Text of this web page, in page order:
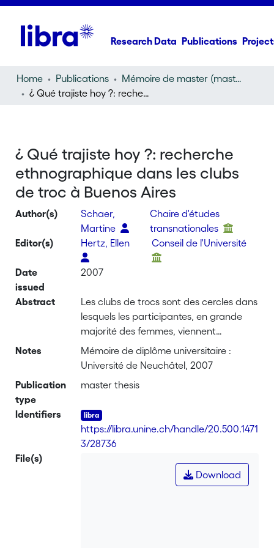
Research Data Publications
Home Publications
Mémoire de master (master thesis)
¿ Qué trajiste hoy ?: recherche ethnographique dans les clubs de troc à Buenos Aires
¿ Qué trajiste hoy ?: recherche
ethnographique dans les clubs
de troc à Buenos Aires
Author(s)
Schaer,
Martine
Chaire d'études
transnationales
Editor(s)
Hertz, Ellen Conseil de l'Université
Date
issued
2007
Abstract
Les clubs de trocs sont des cercles dans
lesquels les participantes, en grande
majorité des femmes, viennent
échanger des biens au moyen d’une
monnaie interne, les créditos, ou parfois
contre marchandise, sans recourir à un
clubs sont apparus en Argentine au
milieu des années 1990 et se sont
multipliés au cours des années
suivantes pour former un réseau
d’ampleur nationale avant de connaître
Notes
Mémoire de diplôme universitaire :
Université de Neuchâtel, 2007
Publication
type
master thesis
Identifiers
https://libra.unine.ch/handle/20.500.1471
3/28736
File(s)
Download